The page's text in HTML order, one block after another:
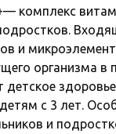
комплекс
и
организма в
детское
с 3 лет.
и